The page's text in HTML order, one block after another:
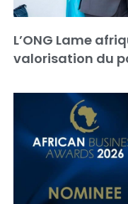
L’ONG Lame
valorisation du